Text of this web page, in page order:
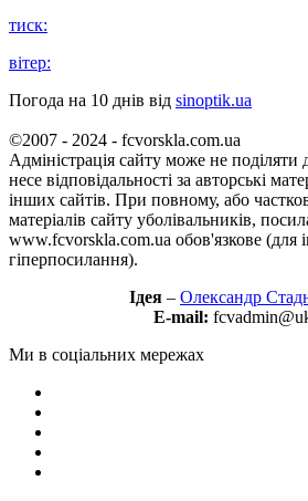
тиск:
вітер:
Погода на 10 днів від sinoptik.ua
©2007 - 2024 - fcvorskla.com.ua
Адміністрація сайту може не поділяти
несе відповідальності за авторські
інших сайтів. При повному, або
матеріалів сайту уболівальників,
www.fcvorskla.com.ua обов'язкове (для
гіперпосилання).
Ідея – Олександр
E-mail:
Ми в соціальних мережах